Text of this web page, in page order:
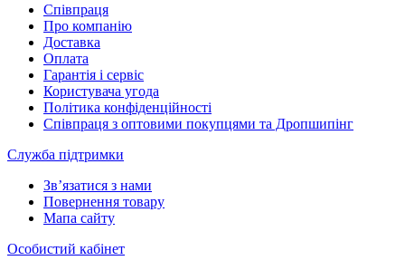
Співпраця
Про компанію
Доставка
Оплата
Гарантія і сервіс
Користувача угода
Політика конфіденційності
Співпраця з оптовими покупцями та Дропшипінг
Служба підтримки
Зв’язатися з нами
Повернення товару
Мапа сайту
Особистий кабінет